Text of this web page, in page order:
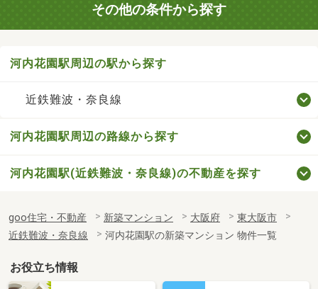
その他の条件から探す
河内花園駅周辺の駅から探す
近鉄難波・奈良線
河内花園駅周辺の路線から探す
河内花園駅(近鉄難波・奈良線)の不動産を探す
goo住宅・不動産 新築マンション 大阪府
東大阪市
近鉄難波・奈良線
河内花園駅の新築マンション 物件一覧
お役立ち情報